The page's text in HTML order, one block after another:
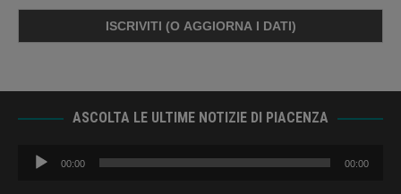
ASCOLTA LE ULTIME NOTIZIE DI PIACENZA
Audio
Player
00:00 00:00